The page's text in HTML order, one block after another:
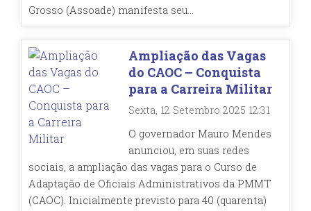
Grosso (Assoade) manifesta seu...
Ampliação das Vagas
do CAOC – Conquista
para a Carreira Militar
Sexta, 12 Setembro 2025 12:31
O governador Mauro Mendes
anunciou, em suas redes
sociais, a ampliação das vagas para o Curso de
Adaptação de Oficiais Administrativos da PMMT
(CAOC). Inicialmente previsto para 40 (quarenta)